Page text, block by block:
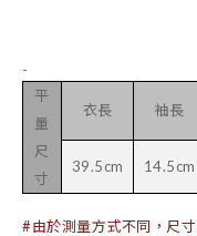
-
平
量
尺
寸
衣長 袖長
39.5cm 14.5cm
#由於測量方式不同，尺